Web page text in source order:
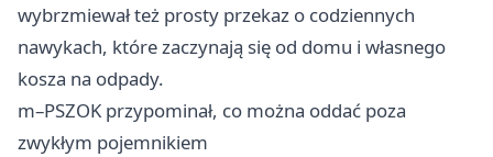
wybrzmiewał też prosty przekaz o codziennych
nawykach, które zaczynają się od domu i własnego
kosza na odpady.
m–PSZOK przypominał, co można oddać poza
zwykłym pojemnikiem